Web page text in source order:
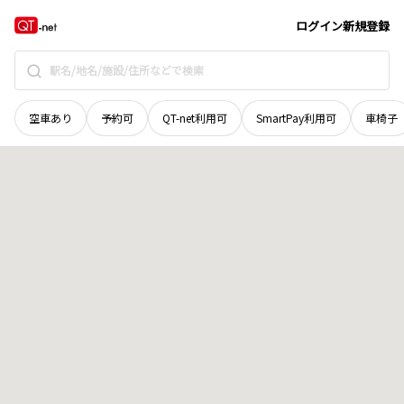
ログイン新規登録
空車あり 予約可 QT-net利用可 SmartPay利用可 車椅子
岩手県